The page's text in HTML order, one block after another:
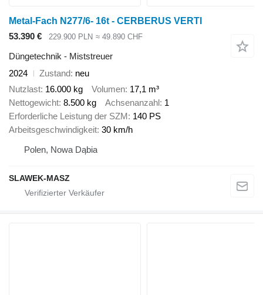
Metal-Fach N277/6- 16t - CERBERUS VERTI
53.390 €
229.900 PLN ≈ 49.890 CHF
Düngetechnik - Miststreuer
2024
Zustand neu
Nutzlast 16.000 kg Volumen 17,1 m³
Nettogewicht 8.500 kg Achsenanzahl 1
Erforderliche Leistung der SZM 140 PS
Arbeitsgeschwindigkeit 30 km/h
Polen, Nowa Dąbia
SLAWEK-MASZ